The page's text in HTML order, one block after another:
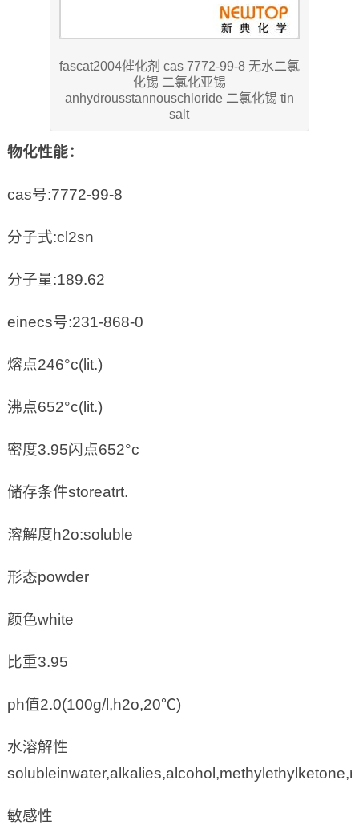
fascat2004催化剂 cas 7772-99-8 无水二氯
化锡 二氯化亚锡
anhydrousstannouschloride 二氯化锡 tin
salt
物化性能：
cas号:7772-99-8
分子式:cl2sn
分子量:189.62
einecs号:231-868-0
熔点246°c(lit.)
沸点652°c(lit.)
密度3.95闪点652°c
储存条件storeatrt.
溶解度h2o:soluble
形态powder
颜色white
比重3.95
ph值2.0(100g/l,h2o,20℃)
水溶解性
敏感性